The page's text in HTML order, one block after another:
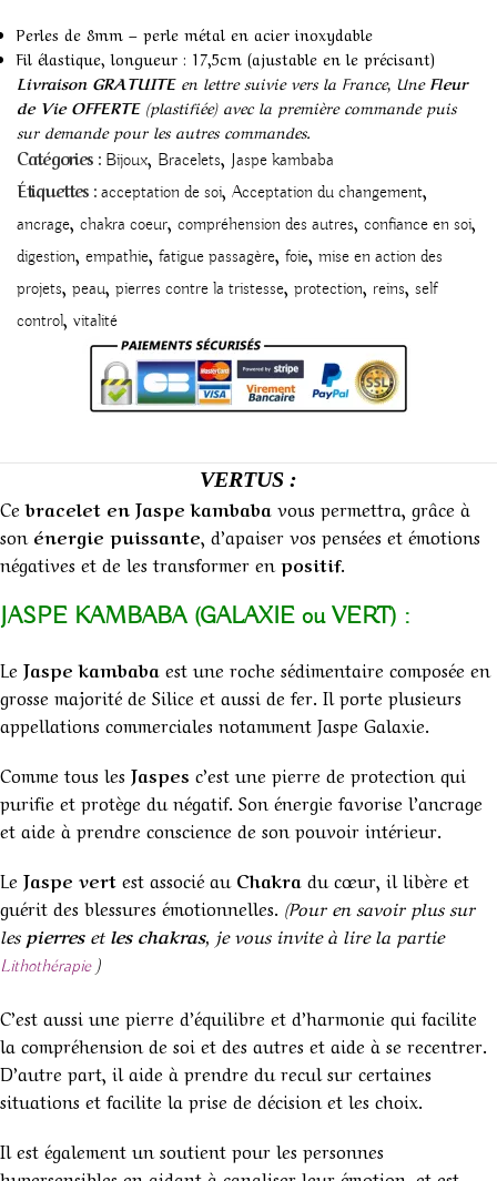
Perles de 8mm – perle métal en acier inoxydable
Fil élastique, longueur : 17,5cm (ajustable en le précisant)
Livraison GRATUITEen lettre suivie vers la France, Une Fleur
de Vie OFFERTE(plastifiée) avec la première commande puis
sur demande pour les autres commandes.
Catégories : Bijoux, Bracelets, Jaspe kambaba
Étiquettes : acceptation de soi, Acceptation du changement,
ancrage, chakra coeur, compréhension des autres, confiance en soi,
digestion, empathie, fatigue passagère, foie, mise en action des
projets, peau, pierres contre la tristesse, protection, reins, self
control, vitalité
VERTUS :
Cebracelet en Jaspe kambaba vous permettra, grâce à
son énergie puissante, d’apaiser vos pensées et émotions
négatives et de les transformer enpositif.
JASPE KAMBABA (GALAXIE ou VERT) :
Le Jaspe kambaba est une roche sédimentaire composée en
grosse majorité de Silice et aussi de fer. Il porte plusieurs
appellations commerciales notamment Jaspe Galaxie.
Comme tous les Jaspes c’est une pierre de protection qui
purifie et protège du négatif. Son énergie favorise l’ancrage
et aide à prendre conscience de son pouvoir intérieur.
Le Jaspe vert est associé au Chakra du cœur, il libère et
guérit des blessures émotionnelles. (Pour en savoir plus sur
les pierreset les chakras, je vous invite à lire la partie
Lithothérapie )
C’est aussi une pierre d’équilibre et d’harmonie qui facilite
la compréhension de soi et des autres et aide à se recentrer.
D’autre part, il aide à prendre du recul sur certaines
situations et facilite la prise de décision et les choix.
Il est également un soutient pour les personnes